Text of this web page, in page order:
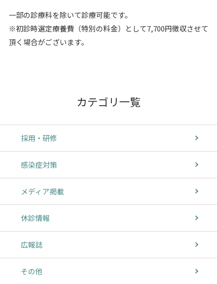
カテゴリ一覧
採用・研修
感染症対策
メディア掲載
休診情報
広報誌
その他
一部の診療科を除いて診療可能です。
※初診時選定療養費（特別の料金）として7,700円徴収させて
頂く場合がございます。